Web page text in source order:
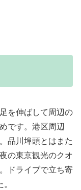
を伸ばして周辺の
です。港区周辺
品川埠頭とはまた
の東京観光のクオ
ドライブで立ち寄